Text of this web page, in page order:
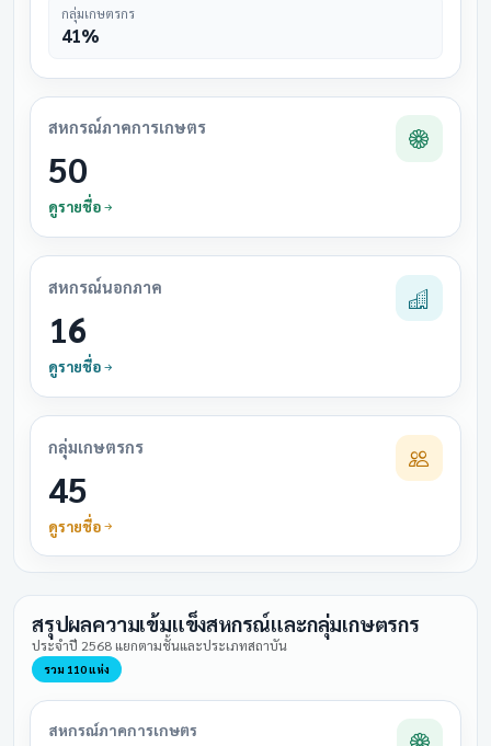
กลุ่มเกษตรกร
41%
สหกรณ์ภาคการเกษตร
50
ดูรายชื่อ
สหกรณ์นอกภาค
16
ดูรายชื่อ
กลุ่มเกษตรกร
45
ดูรายชื่อ
สรุปผลความเข้มแข็งสหกรณ์และกลุ่มเกษตรกร
ประจำปี 2568 แยกตามชั้นและประเภทสถาบัน
รวม 110 แห่ง
สหกรณ์ภาคการเกษตร